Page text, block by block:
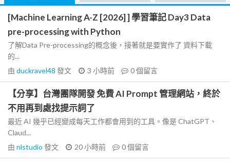
[Machine Learning A-Z [2026] ] 學習筆記 Day3 Data
pre-processing with Python
了解Data Pre-processing的概念後，接著就是要實作了 資料下載
的...
由 duckravel48 發文 3 小時前 0個留言
【分享】台灣團隊開發 免費 AI Prompt 管理網站，終於
不用再到處找提示詞了
最近 AI 幾乎已經變成每天工作都會用到的工具。像是 ChatGPT、
Claud...
由 nlstudio 發文 20 小時前 0個留言